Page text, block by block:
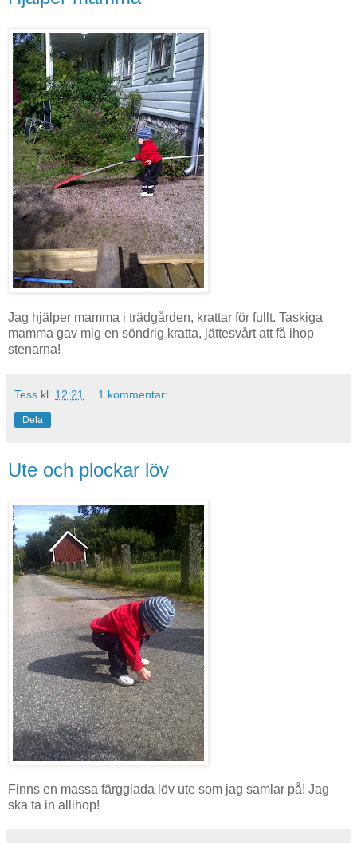
Jag hjälper mamma i trädgården, krattar för fullt. Taskiga
mamma gav mig en söndrig kratta, jättesvårt att få ihop
stenarna!
Tess kl. 12:21 1 kommentar:
Dela
Ute och plockar löv
Finns en massa färgglada löv ute som jag samlar på! Jag
ska ta in allihop!